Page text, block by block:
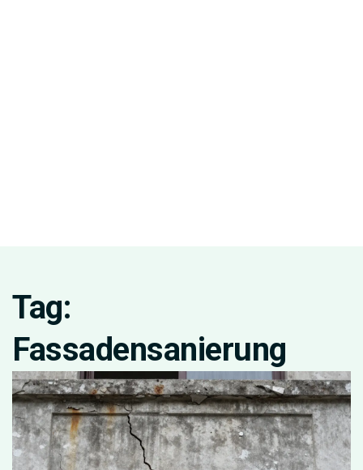
Tag:
Fassadensanierung